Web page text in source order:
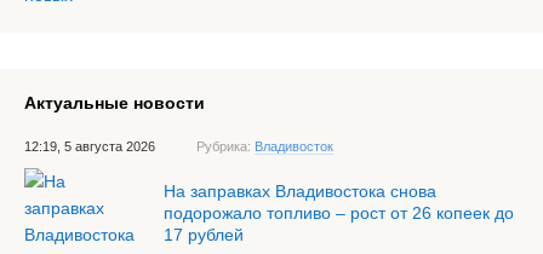
Актуальные новости
12:19, 5 августа 2026 Рубрика: Владивосток
На заправках Владивостока снова
подорожало топливо – рост от 26 копеек до
17 рублей